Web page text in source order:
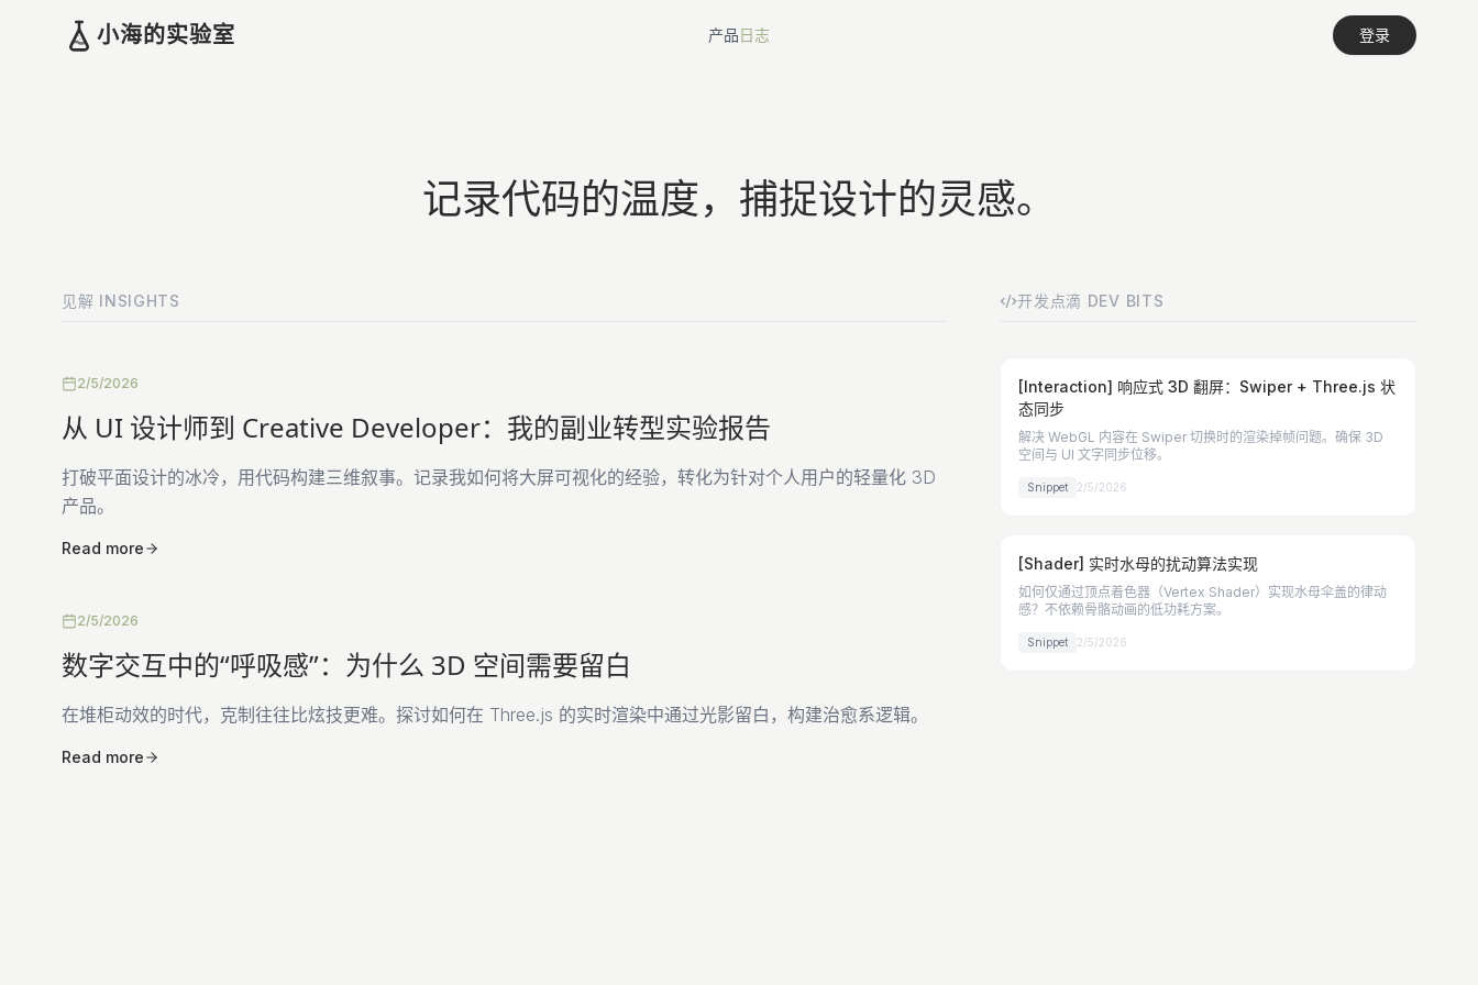
小海的实验室 产品日志 登录
记录代码的温度，捕捉设计的灵感。
见解 INSIGHTS
2/5/2026
从 UI 设计师到 Creative Developer：我的副业转型实验报告
打破平面设计的冰冷，用代码构建三维叙事。记录我如何将大屏可视化的经验，转化为针对个人用户的轻量化 3D
产品。
Read more
2/5/2026
数字交互中的“呼吸感”：为什么 3D 空间需要留白
在堆柜动效的时代，克制往往比炫技更难。探讨如何在 Three.js 的实时渲染中通过光影留白，构建治愈系逻辑。
Read more
开发点滴 DEV BITS
[Interaction] 响应式 3D 翻屏：Swiper + Three.js 状
态同步
解决 WebGL 内容在 Swiper 切换时的渲染掉帧问题。确保 3D
空间与 UI 文字同步位移。
Snippet 2/5/2026
[Shader] 实时水母的扰动算法实现
如何仅通过顶点着色器（Vertex Shader）实现水母伞盖的律动
感？不依赖骨骼动画的低功耗方案。
Snippet 2/5/2026